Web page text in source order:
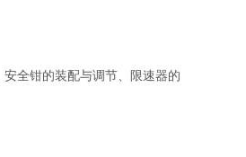
全钳的装配与调节、限速器的